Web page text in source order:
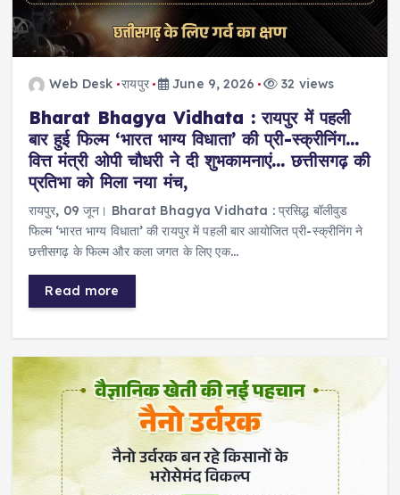
Web Desk रायपुर June 9, 2026 32 views
Bharat Bhagya Vidhata : रायपुर में पहली
बार हुई फिल्म ‘भारत भाग्य विधाता’ की प्री-स्क्रीनिंग…
वित्त मंत्री ओपी चौधरी ने दी शुभकामनाएं… छत्तीसगढ़ की
प्रतिभा को मिला नया मंच,
रायपुर, 09 जून। Bharat Bhagya Vidhata : प्रसिद्ध बॉलीवुड
फिल्म ‘भारत भाग्य विधाता’ की रायपुर में पहली बार आयोजित प्री-स्क्रीनिंग ने
छत्तीसगढ़ के फिल्म और कला जगत के लिए एक…
Read more